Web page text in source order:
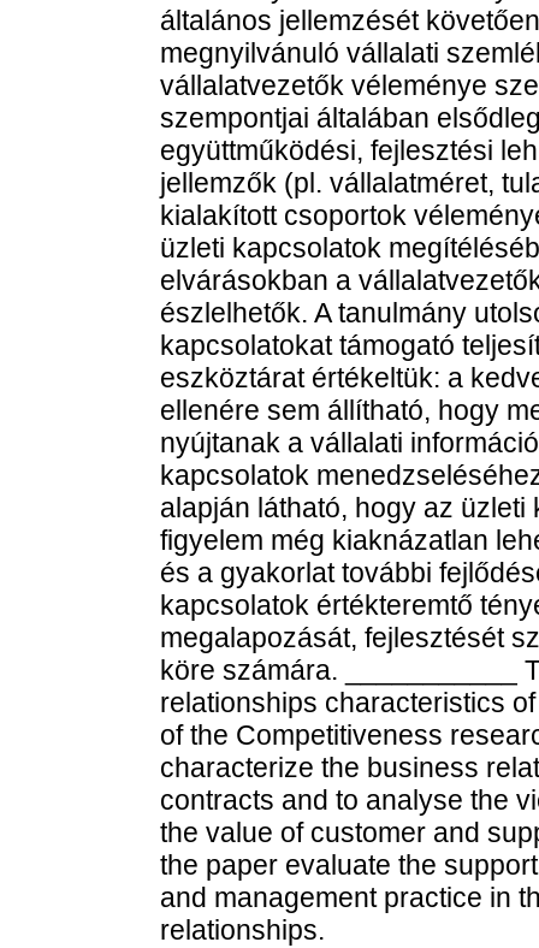
általános jellemzését
megnyilvánuló vállalati
vállalatvezetők véleménye
szempontjai általában
együttműködési, fejlesztési
jellemzők (pl. vállalatméret,
kialakított csoportok
üzleti kapcsolatok
elvárásokban a
észlelhetők. A tanulmány
kapcsolatokat támogató
eszköztárat értékeltük: a
ellenére sem állítható, hogy
nyújtanak a vállalati
kapcsolatok
alapján látható, hogy az
figyelem még kiaknázatlan
és a gyakorlat további
kapcsolatok értékteremtő
megalapozását, fejlesztését
köre számára. ___________
relationships characteristics
of the Competitiveness
characterize the business
contracts and to analyse the
the value of customer and
the paper evaluate the
and management practice in
relationships.